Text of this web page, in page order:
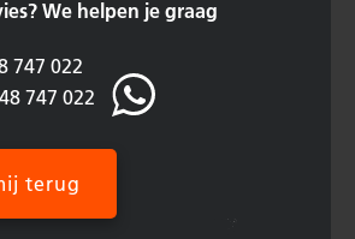
We helpen je graag
747 022
747 022
terug